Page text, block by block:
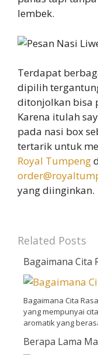
lembek.
Terdapat
dipilih
ditonjolkan bisa
Karena itulah
pada nasi box
tertarik untuk
Royal Tumpeng
yang diinginkan.
Related Posts
Bagaimana Cita
Bagaimana Cita
yang mempunyai
aromatik yang
Berapa Lama